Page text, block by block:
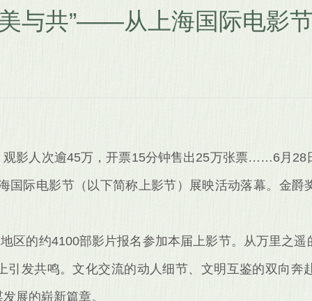
美与共”——从上海国际电影
影人次逾45万，开票15分钟售出25万张票……6月28
国际电影节（以下简称上影节）展映活动落幕。金爵
区的约4100部影片报名参加本届上影节。从万里之
引发共鸣。文化交流的动人细节、文明互鉴的双向奔
展的崭新篇章。